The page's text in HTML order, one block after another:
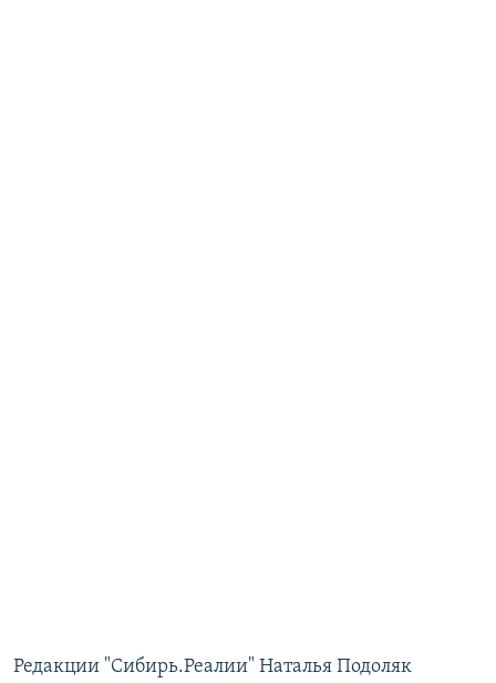
Редакции "Сибирь.Реалии" Наталья Подоляк